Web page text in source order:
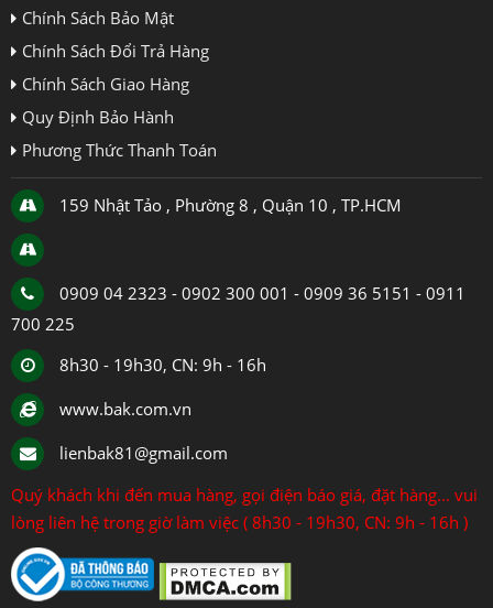
Chính Sách Bảo Mật
Chính Sách Đổi Trả Hàng
Chính Sách Giao Hàng
Quy Định Bảo Hành
Phương Thức Thanh Toán
159 Nhật Tảo , Phường 8 , Quận 10 , TP.HCM
0909 04 2323 - 0902 300 001 - 0909 36 5151 - 0911
700 225
8h30 - 19h30, CN: 9h - 16h
www.bak.com.vn
lienbak81@gmail.com
Quý khách khi đến mua hàng, gọi điện báo giá, đặt hàng... vui
lòng liên hệ trong giờ làm việc ( 8h30 - 19h30, CN: 9h - 16h )